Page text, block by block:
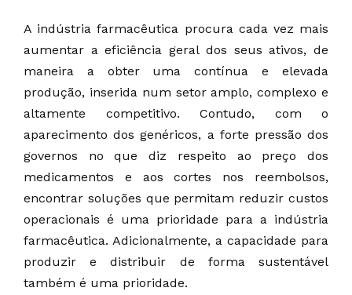
A indústria farmacêutica procura cada vez mais
aumentar a eficiência geral dos seus ativos, de
maneira a obter uma contínua e elevada
produção, inserida num setor amplo, complexo e
altamente competitivo. Contudo, com o
aparecimento dos genéricos, a forte pressão dos
governos no que diz respeito ao preço dos
medicamentos e aos cortes nos reembolsos,
encontrar soluções que permitam reduzir custos
operacionais é uma prioridade para a indústria
farmacêutica. Adicionalmente, a capacidade para
produzir e distribuir de forma sustentável
também é uma prioridade.